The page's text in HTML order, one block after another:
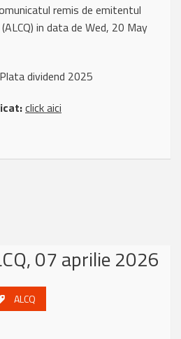
remis de emitentul
in data de Wed, 20 May
Plata dividend 2025
click aici
07 aprilie 2026
ALCQ